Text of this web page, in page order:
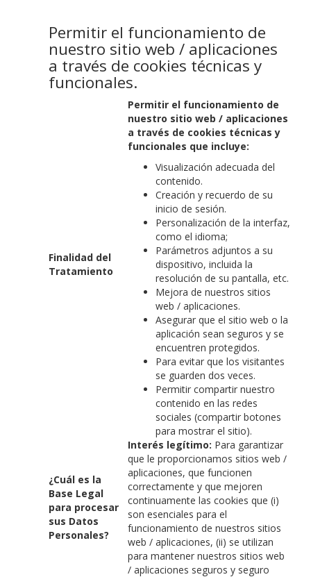
Permitir el funcionamiento de
nuestro sitio web / aplicaciones
a través de cookies técnicas y
funcionales.
Finalidad del
Tratamiento
Permitir el funcionamiento de
nuestro sitio web / aplicaciones
a través de cookies técnicas y
funcionales que incluye:
Visualización adecuada del
contenido.
Creación y recuerdo de su
inicio de sesión.
Personalización de la interfaz,
como el idioma;
Parámetros adjuntos a su
dispositivo, incluida la
resolución de su pantalla, etc.
Mejora de nuestros sitios
web / aplicaciones.
Asegurar que el sitio web o la
aplicación sean seguros y se
encuentren protegidos.
Para evitar que los visitantes
se guarden dos veces.
Permitir compartir nuestro
contenido en las redes
sociales (compartir botones
para mostrar el sitio).
¿Cuál es la
Base Legal
para procesar
sus Datos
Personales?
Interés legítimo: Para garantizar
que le proporcionamos sitios web /
aplicaciones, que funcionen
correctamente y que mejoren
continuamente las cookies que (i)
son esenciales para el
funcionamiento de nuestros sitios
web / aplicaciones, (ii) se utilizan
para mantener nuestros sitios web
/ aplicaciones seguros y seguro